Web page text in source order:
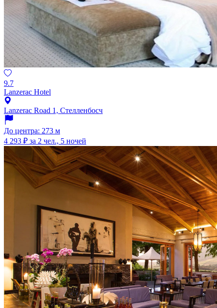
9.7
Lanzerac Hotel
Lanzerac Road 1, Стелленбосч
До центра: 273 м
4 293 ₽ за 2 чел., 5 ночей